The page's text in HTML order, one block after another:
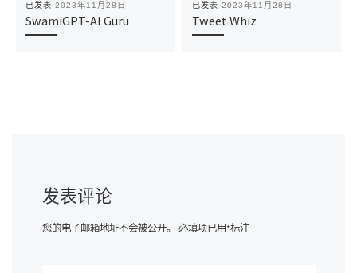
已发表 2023年11月28日
SwamiGPT-AI Guru
已发表 2023年11月28日
Tweet Whiz
发表评论
您的电子邮箱地址不会被公开。 必填项已用*标注